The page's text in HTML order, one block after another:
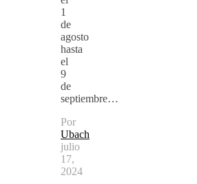
1
de
agosto
hasta
el
9
de
septiembre…
Por
Ubach
julio
17,
2024